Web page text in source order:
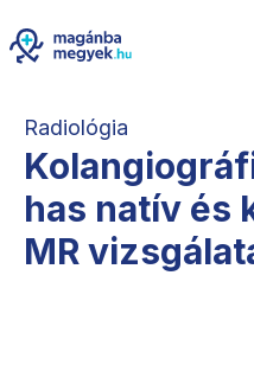
Radiológia
has natív és
MR